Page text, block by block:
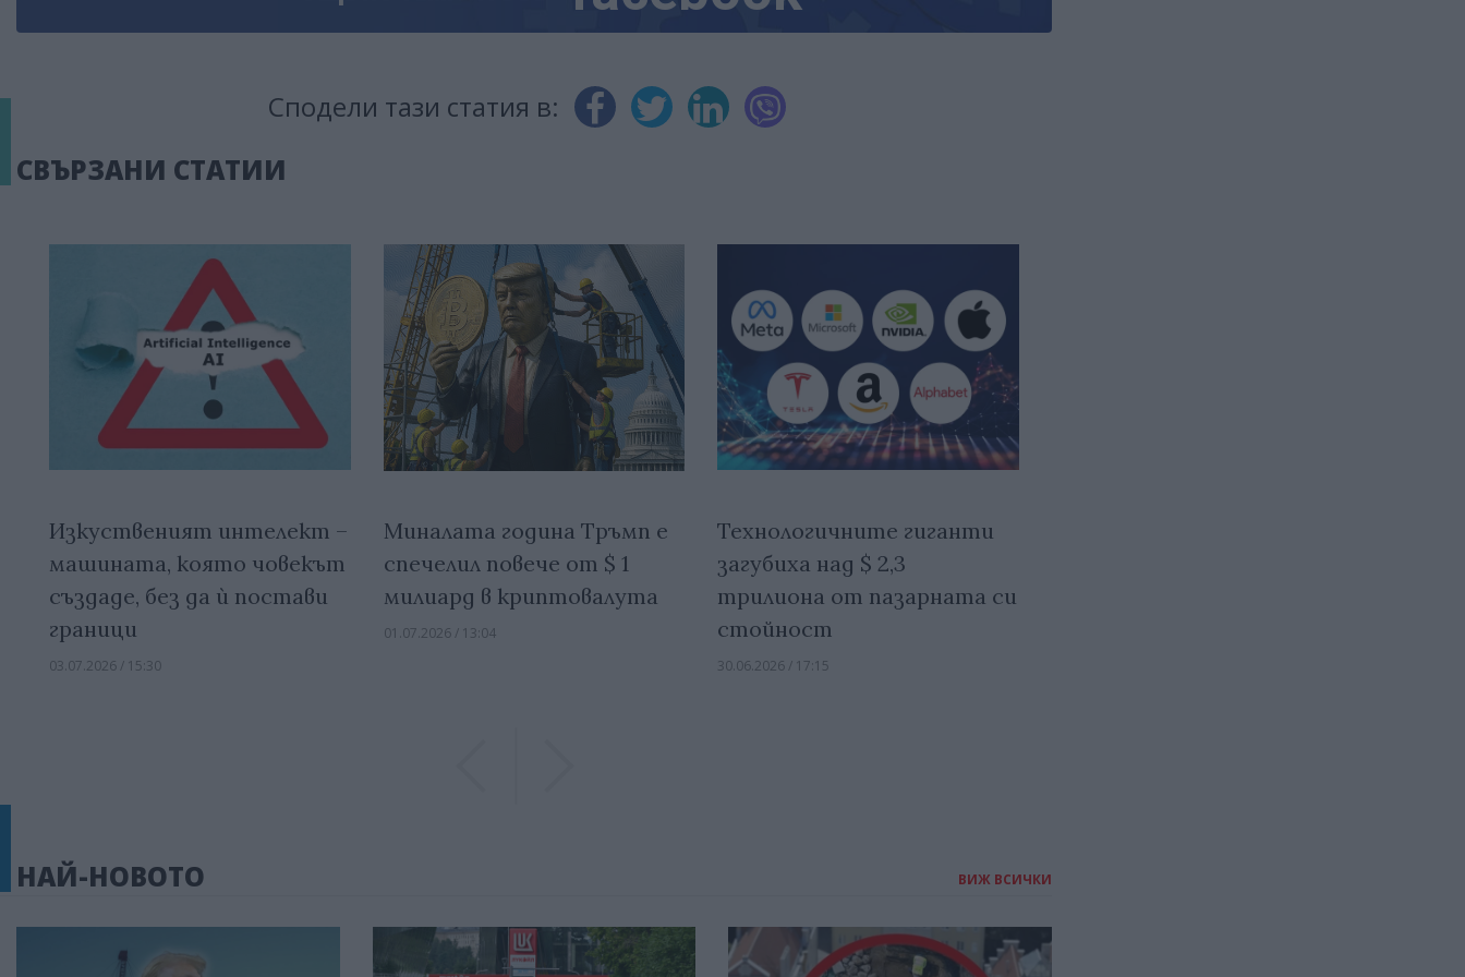
Сподели тази статия в:
СВЪРЗАНИ СТАТИИ
Изкуственият интелект –
машината, която човекът
създаде, без да ѝ постави
граници
03.07.2026 / 15:30
Миналата година Тръмп е
спечелил повече от $ 1
милиард в криптовалута
01.07.2026 / 13:04
Технологичните гиганти
загубиха над $ 2,3
трилиона от пазарната си
стойност
30.06.2026 / 17:15
НАЙ-НОВОТО ВИЖ ВСИЧКИ